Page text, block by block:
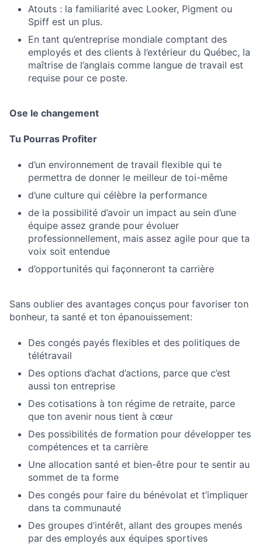
Atouts : la familiarité avec Looker, Pigment ou
Spiff est un plus.
En tant qu’entreprise mondiale comptant des
employés et des clients à l’extérieur du Québec, la
maîtrise de l’anglais comme langue de travail est
requise pour ce poste.
Ose le changement
Tu Pourras Profiter
d’un environnement de travail flexible qui te
permettra de donner le meilleur de toi-même
d’une culture qui célèbre la performance
de la possibilité d’avoir un impact au sein d’une
équipe assez grande pour évoluer
professionnellement, mais assez agile pour que ta
voix soit entendue
d’opportunités qui façonneront ta carrière
Sans oublier des avantages conçus pour favoriser ton
bonheur, ta santé et ton épanouissement:
Des congés payés flexibles et des politiques de
télétravail
Des options d’achat d’actions, parce que c’est
aussi ton entreprise
Des cotisations à ton régime de retraite, parce
que ton avenir nous tient à cœur
Des possibilités de formation pour développer tes
compétences et ta carrière
Une allocation santé et bien-être pour te sentir au
sommet de ta forme
Des congés pour faire du bénévolat et t’impliquer
dans ta communauté
Des groupes d’intérêt, allant des groupes menés
par des employés aux équipes sportives